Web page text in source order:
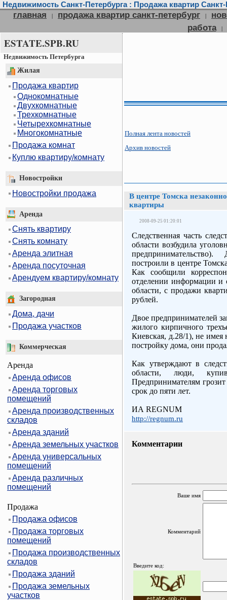
Недвижимость Санкт-Петербурга : Продажа квартир
главная | продажа квартир санкт-петербург |
работа
|
ESTATE.SPB.RU
Недвижимость Петербурга
Жилая
Продажа квартир
Однокомнатные
Двухкомнатные
Трехкомнатные
Четырехкомнатные
Многокомнатные
Продажа комнат
Куплю квартиру/комнату
Новостройки
Новостройки продажа
Аренда
Снять квартиру
Снять комнату
Аренда элитная
Аренда посуточная
Арендуем квартиру/комнату
Загородная
Дома, дачи
Продажа участков
Коммерческая
Аренда
Аренда офисов
Аренда торговых
помещений
Аренда производственных
складов
Аренда зданий
Аренда земельных участков
Аренда универсальных
помещений
Аренда различных
помещений
Продажа
Продажа офисов
Продажа торговых
помещений
Продажа производственных
складов
Продажа зданий
Продажа земельных
участков
Полная лента новостей
Архив новостей
В центре Томска
квартиры
2008-09-25 01:20:01
Следственная часть
области возбудила
построили в центре
Как сообщили
отделении информации и
области, с продажи
рублей.
Двое предпринимателей
жилого кирпичного
Киевская, д.28/1), не имея
постройку дома, они
Как утверждают в
области, люди,
Предпринимателям
срок до пяти лет.
ИА REGNUM
http://regnum.ru
Комментарии
Ваше имя
Комментарий
Введите код: